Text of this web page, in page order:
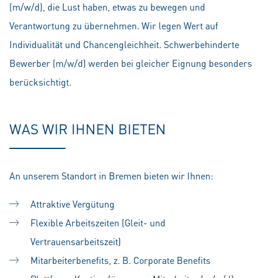
(m/w/d), die Lust haben, etwas zu bewegen und
Verantwortung zu übernehmen. Wir legen Wert auf
Individualität und Chancengleichheit. Schwerbehinderte
Bewerber (m/w/d) werden bei gleicher Eignung besonders
berücksichtigt.
WAS WIR IHNEN BIETEN
An unserem Standort in Bremen bieten wir Ihnen:
Attraktive Vergütung
Flexible Arbeitszeiten (Gleit- und
Vertrauensarbeitszeit)
Mitarbeiterbenefits, z. B. Corporate Benefits